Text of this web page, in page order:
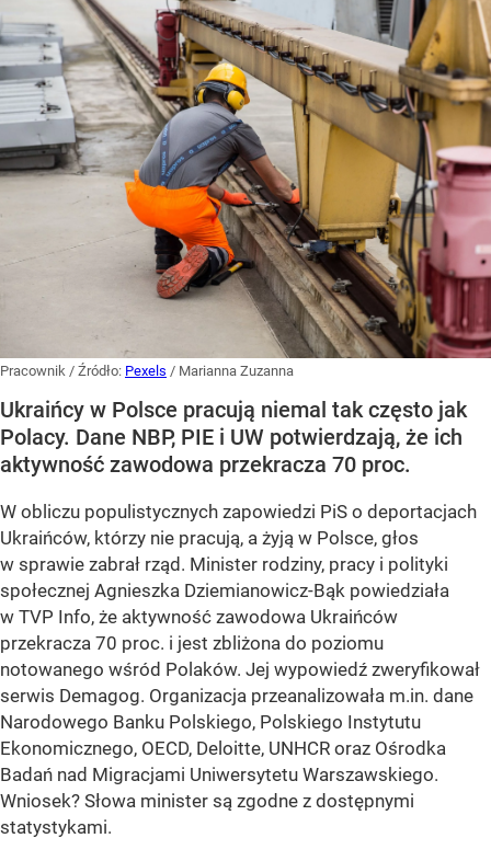
Pracownik / Źródło: Pexels / Marianna Zuzanna
Ukraińcy w Polsce pracują niemal tak często jak
Polacy. Dane NBP, PIE i UW potwierdzają, że ich
aktywność zawodowa przekracza 70 proc.
W obliczu populistycznych zapowiedzi PiS o deportacjach
Ukraińców, którzy nie pracują, a żyją w Polsce, głos
w sprawie zabrał rząd. Minister rodziny, pracy i polityki
społecznej Agnieszka Dziemianowicz-Bąk powiedziała
w TVP Info, że aktywność zawodowa Ukraińców
przekracza 70 proc. i jest zbliżona do poziomu
notowanego wśród Polaków. Jej wypowiedź zweryfikował
serwis Demagog. Organizacja przeanalizowała m.in. dane
Narodowego Banku Polskiego, Polskiego Instytutu
Ekonomicznego, OECD, Deloitte, UNHCR oraz Ośrodka
Badań nad Migracjami Uniwersytetu Warszawskiego.
Wniosek? Słowa minister są zgodne z dostępnymi
statystykami.